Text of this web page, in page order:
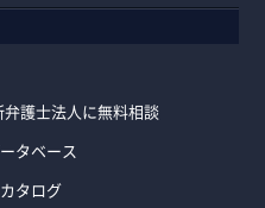
護士法人に無料相談
タベース
タログ